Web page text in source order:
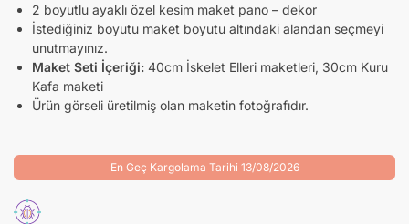
2 boyutlu ayaklı özel kesim maket pano – dekor
İstediğiniz boyutu maket boyutu altındaki alandan seçmeyi
unutmayınız.
Maket Seti İçeriği: 40cm İskelet Elleri maketleri, 30cm Kuru
Kafa maketi
Ürün görseli üretilmiş olan maketin fotoğrafıdır.
En Geç Kargolama Tarihi 13/08/2026